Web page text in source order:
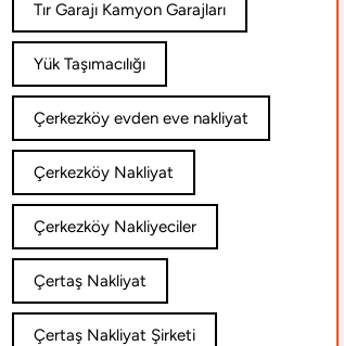
Tır Garajı Kamyon Garajları
Yük Taşımacılığı
Çerkezköy evden eve nakliyat
Çerkezköy Nakliyat
Çerkezköy Nakliyeciler
Çertaş Nakliyat
Çertaş Nakliyat Şirketi